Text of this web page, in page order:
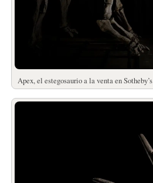
Apex, el estegosaurio a la venta en Sotheby’s